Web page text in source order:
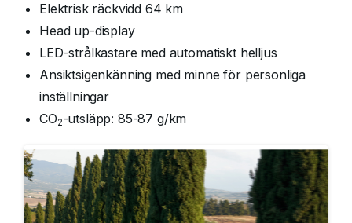
Elektrisk räckvidd 64 km
Head up-display
LED-strålkastare med automatiskt helljus
Ansiktsigenkänning med minne för personliga
inställningar
CO2-utsläpp: 85-87 g/km